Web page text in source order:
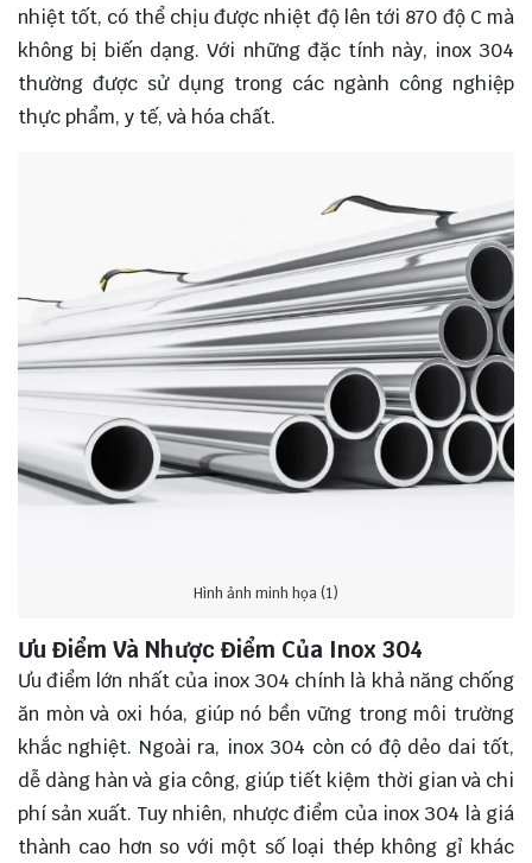
nhiệt tốt, có thể chịu được nhiệt độ lên tới 870 độ C mà
không bị biến dạng. Với những đặc tính này, inox 304
thường được sử dụng trong các ngành công nghiệp
thực phẩm, y tế, và hóa chất.
Hình ảnh minh họa (1)
Ưu Điểm Và Nhược Điểm Của Inox 304
Ưu điểm lớn nhất của inox 304 chính là khả năng chống
ăn mòn và oxi hóa, giúp nó bền vững trong môi trường
khắc nghiệt. Ngoài ra, inox 304 còn có độ dẻo dai tốt,
dễ dàng hàn và gia công, giúp tiết kiệm thời gian và chi
phí sản xuất. Tuy nhiên, nhược điểm của inox 304 là giá
thành cao hơn so với một số loại thép không gỉ khác